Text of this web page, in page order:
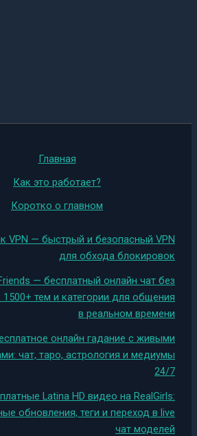
Главная
Как это работает?
Коротко о главном
VPN — быстрый и безопасный VPN
для обхода блокировок
— бесплатный онлайн чат без
1500+ тем и категории для общения
в реальном времени
онлайн гадание с живыми
чат, таро, астрология и медиумы
24/7
Latina HD видео на RealGirls:
обновления, теги и переход в live
чат моделей